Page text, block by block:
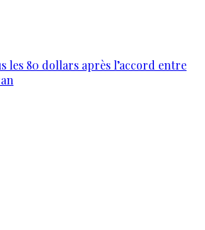
les 80 dollars après l’accord entre